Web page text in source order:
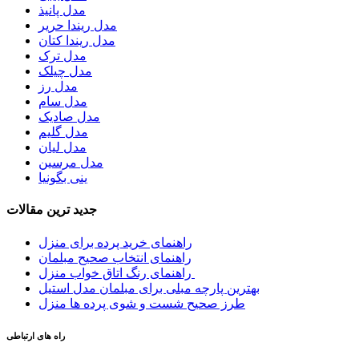
مدل پانیذ
مدل ریندا حریر
مدل ریندا کتان
مدل ترک
مدل چیلک
مدل رز
مدل سام
مدل صادیک
مدل گلیم
مدل لیان
مدل مرسین
ینی بگونیا
جدید ترین مقالات
راهنمای خرید پرده برای منزل
راهنمای انتخاب صحیح مبلمان
بهترین پارچه مبلی برای مبلمان مدل استیل
طرز صحیح شست و شوی پرده ها منزل
راه های ارتباطی